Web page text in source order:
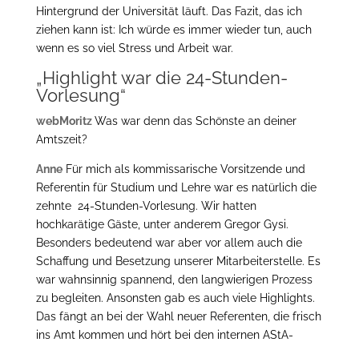
Hintergrund der Universität läuft. Das Fazit, das ich
ziehen kann ist: Ich würde es immer wieder tun, auch
wenn es so viel Stress und Arbeit war.
„Highlight war die 24-Stunden-
Vorlesung“
webMoritzWas war denn das Schönste an deiner
Amtszeit?
AnneFür mich als kommissarische Vorsitzende und
Referentin für Studium und Lehre war es natürlich die
zehnte 24-Stunden-Vorlesung. Wir hatten
hochkarätige Gäste, unter anderem Gregor Gysi.
Besonders bedeutend war aber vor allem auch die
Schaffung und Besetzung unserer Mitarbeiterstelle. Es
war wahnsinnig spannend, den langwierigen Prozess
zu begleiten. Ansonsten gab es auch viele Highlights.
Das fängt an bei der Wahl neuer Referenten, die frisch
ins Amt kommen und hört bei den internen AStA-